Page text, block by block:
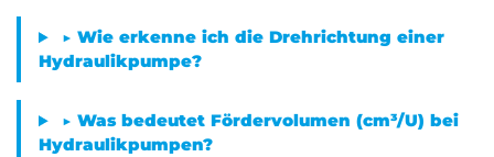
▶ Wie erkenne ich die Drehrichtung einer
Hydraulikpumpe?
▶ Was bedeutet Fördervolumen (cm³/U) bei
Hydraulikpumpen?